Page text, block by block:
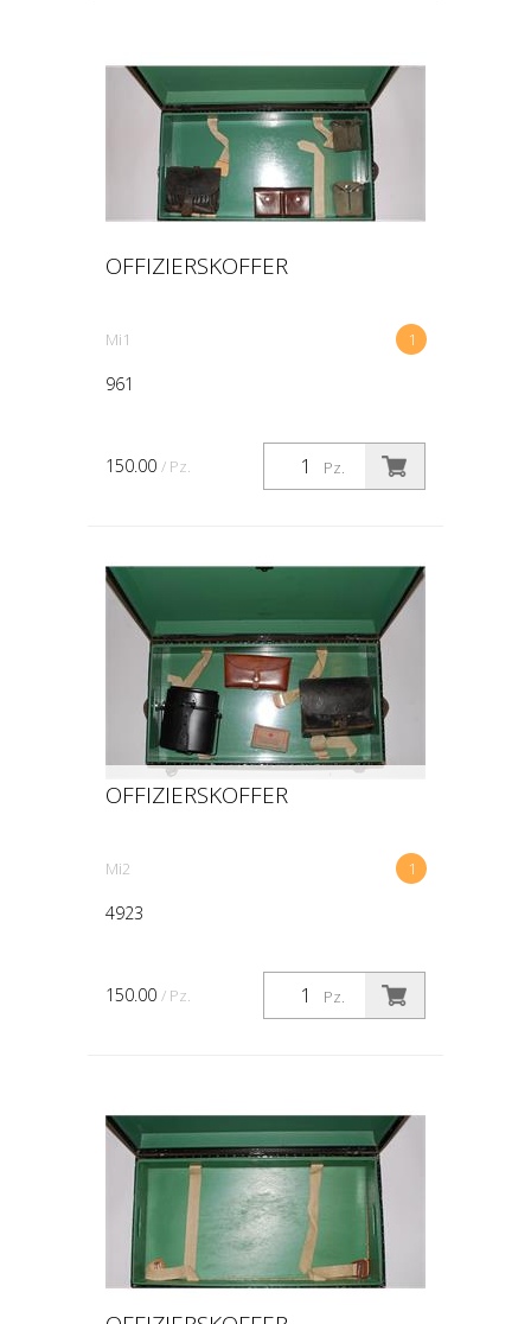
OFFIZIERSKOFFER
1
Mi1
961
Pz.
150.00 / Pz.
OFFIZIERSKOFFER
1
Mi2
4923
Pz.
150.00 / Pz.